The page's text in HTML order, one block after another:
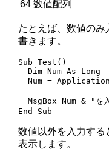
64 数値配列
たとえば、数値の
書きます。
Sub Test()
  Dim Num As Long
Num =
MsgBox Num & "を入
End Sub
数値以外を入力する
表示します。